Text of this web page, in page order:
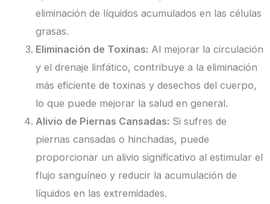
eliminación de líquidos acumulados en las células
grasas.
Eliminación de Toxinas: Al mejorar la circulación
y el drenaje linfático, contribuye a la eliminación
más eficiente de toxinas y desechos del cuerpo,
lo que puede mejorar la salud en general.
Alivio de Piernas Cansadas: Si sufres de
piernas cansadas o hinchadas, puede
proporcionar un alivio significativo al estimular el
flujo sanguíneo y reducir la acumulación de
líquidos en las extremidades.